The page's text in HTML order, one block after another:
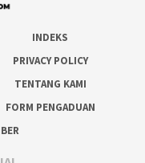
INDEKS
PRIVACY POLICY
TENTANG KAMI
FORM PENGADUAN